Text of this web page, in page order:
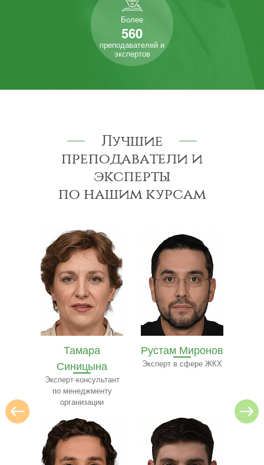
Более
560
преподавателей и
экспертов
Лучшие
преподаватели и
эксперты
по нашим курсам
Рустам Миронов
Эксперт в сфере ЖКХ
Полина Ильина
Преподаватель